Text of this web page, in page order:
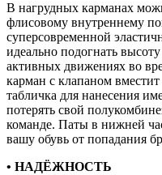
В нагрудных карманах
флисовому внутреннему
суперсовременной
идеально подогнать
активных движениях во
карман с клапаном
табличка для нанесения
потерять свой
команде. Паты в нижней
вашу обувь от попадания
• НАДЁЖНОСТЬ